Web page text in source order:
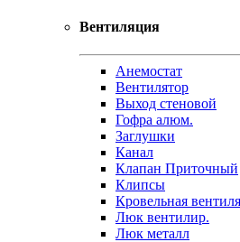
Вентиляция
Анемостат
Вентилятор
Выход стеновой
Гофра алюм.
Заглушки
Канал
Клапан Приточный
Клипсы
Кровельная
Люк вентилир.
Люк металл